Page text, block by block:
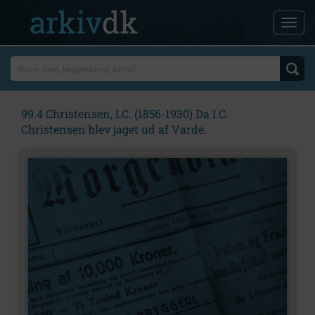
99.4 Christensen, I.C. (1856-1930) Da I.C.
Christensen blev jaget ud af Varde.